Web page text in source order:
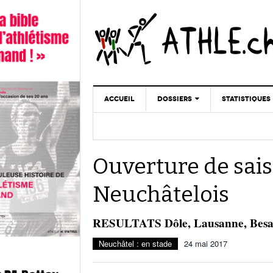
ACCUEIL DOSSIERS
DOPAGE
STATISTIQUES
Ouverture de
Neuchâtelois
RESULTATS Dôle, Lausanne,
Neuchâtel : en stade 24 mai 2017